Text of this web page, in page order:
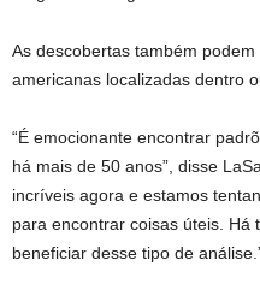
As descobertas também
americanas localizadas dentro
“É emocionante encontrar
há mais de 50 anos”, disse
incríveis agora e estamos
para encontrar coisas úteis. Há
beneficiar desse tipo de